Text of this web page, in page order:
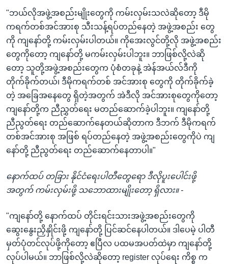
သို့"ဘယ်လိုအဖွဲ့အစည်းမျိုးတွေကို ကမ်းလှမ်းသလဲဆိုတော့ ဒီမို
ကရက်တစ်အင်အားစု သီးသန့်ရပ်တည်နေတဲ့ အဖွဲ့အစည်း တွေ
ကို ကျနော်တို့ ကမ်းလှမ်းပါတယ်။ ကိုအေးလွင်တို့လို အဖွဲ့အစည်း
တွေကိုတော့ ကျနော်တို့ မကမ်းလှမ်းပါဘူး။ ဘာဖြစ်လို့လဲဆို
တော့ သူတို့အဖွဲ့အစည်းတွေက ပုံစံတခုနဲ့ အဲန်အယ်လ်ဒီကို
တိုက်ခိုက်တယ်၊ ဒီမိုကရက်တစ် အင်အားစု တွေကို တိုက်ခိုက်ခဲ့
တဲ့ အခြေအနေတွေ ရှိတဲ့အတွက် အဲဒီလို အင်အားစုတွေကိုတော့
ကျနော်တို့က ညီညွှတ်ရေး မတည်ဆောက်ခဲ့ပါဘူး။ ကျနော်တို့
ညီညွတ်ရေး တည်ဆောက်နေတယ်ဆိုတာက ဒီဘက် ဒီမိုကရက်
တစ်အင်အားစု အဖြစ် ရပ်တည်နေတဲ့ အဖွဲ့အစည်းတွေကိုပဲ ကျ
နော်တို့ ညီညွတ်ရေး တည်ဆောက်နေတာပါ။"
နောက်ထပ် တခြား နိုင်ငံရေးပါတီတွေရော ဒီလိုပူးပေါင်းဖို့
အတွက် ကမ်းလှမ်းဖို့ သဘောထားမျိုးတော့ ရှိလား။ -
"ကျနော်တို့ နောက်ထပ် တိုင်းရင်းသားအဖွဲ့အစည်းတွေကို
ဆွေးနွေးညှိနှိုင်းဖို့ ကျနော်တို့ ပြင်ဆင်နေပါတယ်။ ဒါပေမဲ့ ပါတီ
မှတ်ပုံတင်လုပ်ဖို့ကိုတော့ ဧပြီလ ပထမအပတ်ထဲမှာ ကျနော်တို့
လုပ်ပါမယ်။ ဘာဖြစ်လို့လဲဆိုတော့ register လုပ်ရေး ကိစ္စ က